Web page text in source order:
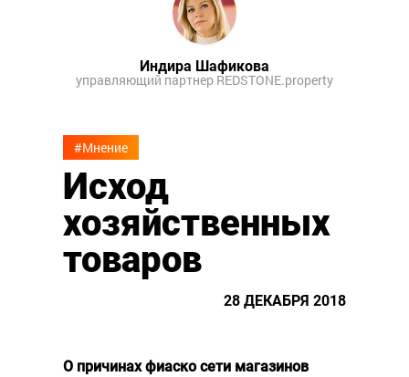
Индира Шафикова
управляющий партнер REDSTONE.property
#Мнение
Исход
хозяйственных
товаров
28 ДЕКАБРЯ 2018
О причинах фиаско сети магазинов